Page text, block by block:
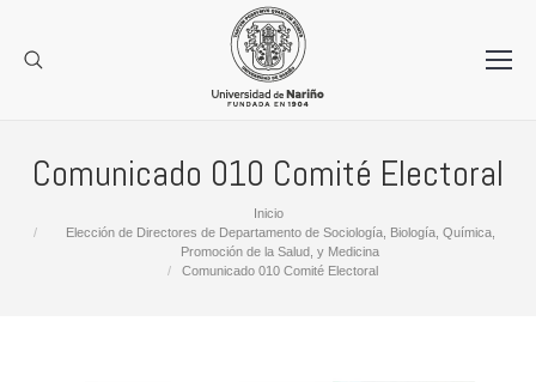
Comunicado 010 Comité Electoral
Inicio
Elección de Directores de Departamento de Sociología, Biología, Química,
Promoción de la Salud, y Medicina
Comunicado 010 Comité Electoral